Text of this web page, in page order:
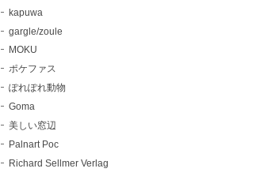
kapuwa
gargle/zoule
MOKU
ポケファス
ぽれぽれ動物
Goma
美しい窓辺
Palnart Poc
Richard Sellmer Verlag